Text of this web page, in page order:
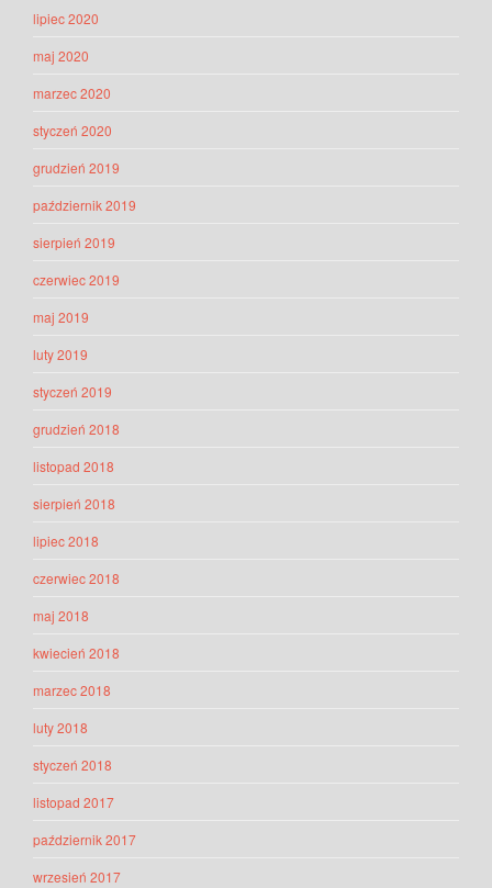
lipiec 2020
maj 2020
marzec 2020
styczeń 2020
grudzień 2019
październik 2019
sierpień 2019
czerwiec 2019
maj 2019
luty 2019
styczeń 2019
grudzień 2018
listopad 2018
sierpień 2018
lipiec 2018
czerwiec 2018
maj 2018
kwiecień 2018
marzec 2018
luty 2018
styczeń 2018
listopad 2017
październik 2017
wrzesień 2017